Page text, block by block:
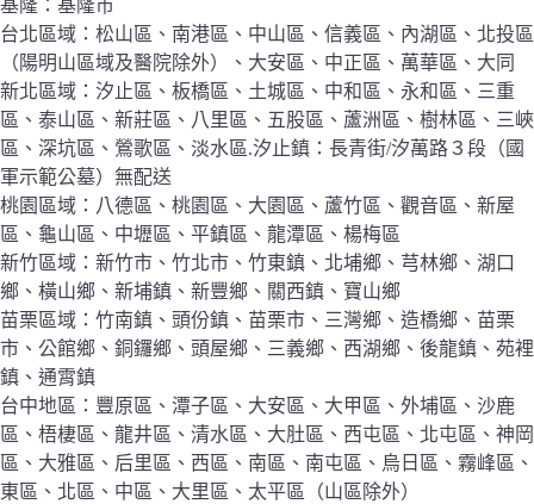
基隆：基隆市
台北區域：松山區、南港區、中山區、信義區、內湖區、北投區
（陽明山區域及醫院除外）、大安區、中正區、萬華區、大同
新北區域：汐止區、板橋區、土城區、中和區、永和區、三重
區、泰山區、新莊區、八里區、五股區、蘆洲區、樹林區、三峽
區、深坑區、鶯歌區、淡水區.汐止鎮：長青街/汐萬路３段（國
軍示範公墓）無配送
桃園區域：八德區、桃園區、大園區、蘆竹區、觀音區、新屋
區、龜山區、中壢區、平鎮區、龍潭區、楊梅區
新竹區域：新竹市、竹北市、竹東鎮、北埔鄉、芎林鄉、湖口
鄉、橫山鄉、新埔鎮、新豐鄉、關西鎮、寶山鄉
苗栗區域：竹南鎮、頭份鎮、苗栗市、三灣鄉、造橋鄉、苗栗
市、公館鄉、銅鑼鄉、頭屋鄉、三義鄉、西湖鄉、後龍鎮、苑裡
鎮、通霄鎮
台中地區：豐原區、潭子區、大安區、大甲區、外埔區、沙鹿
區、梧棲區、龍井區、清水區、大肚區、西屯區、北屯區、神岡
區、大雅區、后里區、西區、南區、南屯區、烏日區、霧峰區、
東區、北區、中區、大里區、太平區（山區除外）